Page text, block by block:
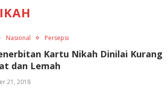
Nasional Persepsi
Kartu Nikah Dinilai Kurang
dan Lemah
21, 2018